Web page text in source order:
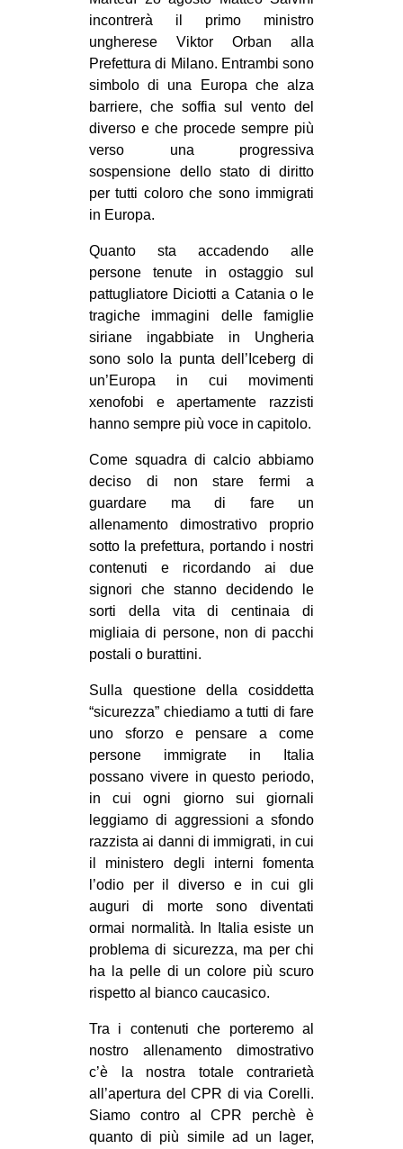
MILANO
MOBILITAZIONI
SPAZI
SPORT POPOLARE
MOVIMENTI
AMBIENTE
ANTIFASCISMO
MIGRAZIONI
PRECARIATO
REPRESSIONE
STUDENTI
CULTURE
ARTE
CINEMA
MUSICA
RECENSIONI
INTERNAZIONALE
AFRICA
ESTREMO ORIENTE
EUROPA
MEDIO ORIENTE
MONDO
EVENTI
in
Fb
tw
bsky
ms
SEARCH
incontrerà il primo ministro
ungherese Viktor Orban alla
Prefettura di Milano. Entrambi sono
simbolo di una Europa che alza
barriere, che soffia sul vento del
diverso e che procede sempre più
verso una progressiva
sospensione dello stato di diritto
per tutti coloro che sono immigrati
in Europa.
Quanto sta accadendo alle
persone tenute in ostaggio sul
pattugliatore Diciotti a Catania o le
tragiche immagini delle famiglie
siriane ingabbiate in Ungheria
sono solo la punta dell’Iceberg di
un’Europa in cui movimenti
xenofobi e apertamente razzisti
hanno sempre più voce in capitolo.
Come squadra di calcio abbiamo
deciso di non stare fermi a
guardare ma di fare un
allenamento dimostrativo proprio
sotto la prefettura, portando i nostri
contenuti e ricordando ai due
signori che stanno decidendo le
sorti della vita di centinaia di
migliaia di persone, non di pacchi
postali o burattini.
Sulla questione della cosiddetta
“sicurezza” chiediamo a tutti di fare
uno sforzo e pensare a come
persone immigrate in Italia
possano vivere in questo periodo,
in cui ogni giorno sui giornali
leggiamo di aggressioni a sfondo
razzista ai danni di immigrati, in cui
il ministero degli interni fomenta
l’odio per il diverso e in cui gli
auguri di morte sono diventati
ormai normalità. In Italia esiste un
problema di sicurezza, ma per chi
ha la pelle di un colore più scuro
rispetto al bianco caucasico.
Tra i contenuti che porteremo al
nostro allenamento dimostrativo
c’è la nostra totale contrarietà
all’apertura del CPR di via Corelli.
Siamo contro al CPR perchè è
quanto di più simile ad un lager,